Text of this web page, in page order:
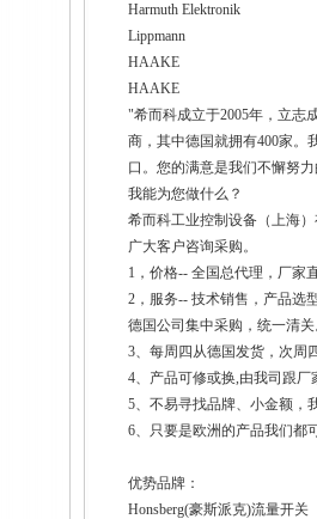
Harmuth Elektronik
Lippmann
HAAKE
HAAKE
"希而科成立于2005年，立志
商，其中德国就拥有400家。
口。您的满意是我们不懈努
我能为您做什么？
希而科工业控制设备（上海
广大客户咨询采购。
1，价格-- 全国总代理，厂家
2，服务-- 技术销售，产品选
德国公司集中采购，统一清
3、每周四从德国发货，次周
4、产品可修或换,由我司跟厂
5、不易寻找品牌、小金额，
6、只要是欧洲的产品我们都
优势品牌：
Honsberg(豪斯派克)流量开